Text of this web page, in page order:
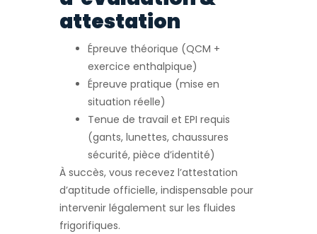
attestation
Épreuve théorique (QCM +
exercice enthalpique)
Épreuve pratique (mise en
situation réelle)
Tenue de travail et EPI requis
(gants, lunettes, chaussures
sécurité, pièce d’identité)
À succès, vous recevez l’attestation
d’aptitude officielle, indispensable pour
intervenir légalement sur les fluides
frigorifiques.